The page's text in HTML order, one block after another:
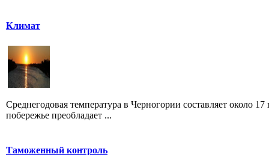
Климат
Среднегодовая температура в Черногории составляет около
побережье преобладает ...
Таможенный контроль